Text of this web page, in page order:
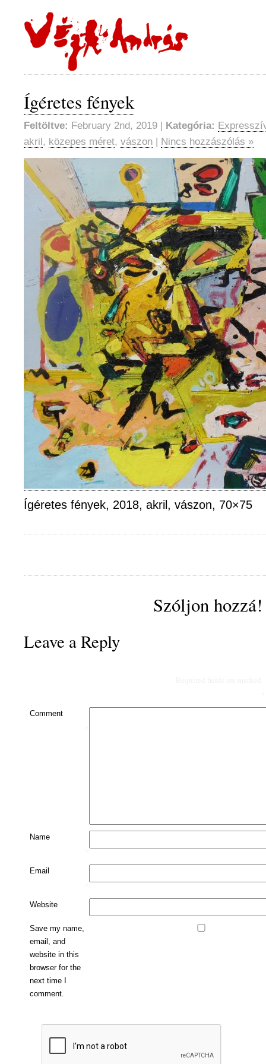
Ígéretes fények
Feltöltve: February 2nd, 2019 | Kategória:
akril, közepes méret, vászon | Nincs hozzászólás »
Ígéretes fények, 2018, akril, vászon, 70×75
Szóljon hozzá!
Leave a Reply
Comment
Name
Email
Website
Save my name,
email, and
website in this
browser for the
next time I
comment.